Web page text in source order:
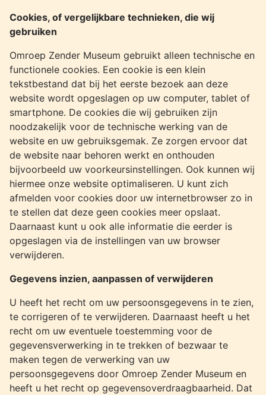
Cookies, of vergelijkbare technieken, die wij
gebruiken
Omroep Zender Museum gebruikt alleen technische en
functionele cookies. Een cookie is een klein
tekstbestand dat bij het eerste bezoek aan deze
website wordt opgeslagen op uw computer, tablet of
smartphone. De cookies die wij gebruiken zijn
noodzakelijk voor de technische werking van de
website en uw gebruiksgemak. Ze zorgen ervoor dat
de website naar behoren werkt en onthouden
bijvoorbeeld uw voorkeursinstellingen. Ook kunnen wij
hiermee onze website optimaliseren. U kunt zich
afmelden voor cookies door uw internetbrowser zo in
te stellen dat deze geen cookies meer opslaat.
Daarnaast kunt u ook alle informatie die eerder is
opgeslagen via de instellingen van uw browser
verwijderen.
Gegevens inzien, aanpassen of verwijderen
U heeft het recht om uw persoonsgegevens in te zien,
te corrigeren of te verwijderen. Daarnaast heeft u het
recht om uw eventuele toestemming voor de
gegevensverwerking in te trekken of bezwaar te
maken tegen de verwerking van uw
persoonsgegevens door Omroep Zender Museum en
heeft u het recht op gegevensoverdraagbaarheid. Dat